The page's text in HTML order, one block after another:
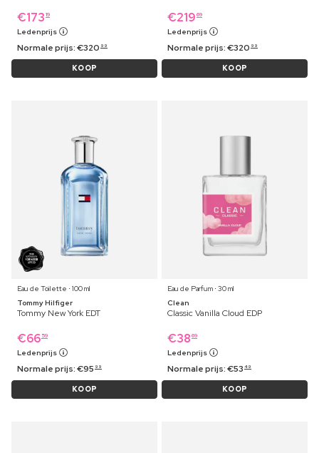
€173 19
Ledenprijs
Normale prijs:€320 99
KOOP
€219 69
Ledenprijs
Normale prijs:€320 99
KOOP
Eau de Toilette ⋅ 100 ml
Tommy Hilfiger
Tommy New York EDT
€66 59
Ledenprijs
Normale prijs:€95 99
KOOP
Eau de Parfum ⋅ 30 ml
Clean
Classic Vanilla Cloud EDP
€38 69
Ledenprijs
Normale prijs:€53 49
KOOP